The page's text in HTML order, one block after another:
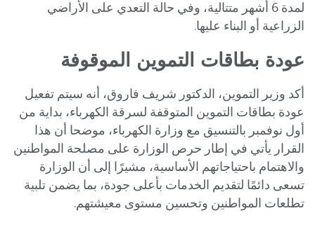
لمدة 6 أشهر متتالية، وفي حالة التعدي على الأراضي
الزراعية أو البناء عليها.
عودة بطاقات التموين الموقوفة
أكد وزير التموين، الدكتور شريف فاروق، أنه سيتم تفعيل
عودة بطاقات التموين المتوقفة لسرقة الكهرباء، بداية من
أول نوفمبر بالتنسيق مع وزارة الكهرباء، موضحا أن هذا
القرار يأتي في إطار حرص الوزارة على مصلحة المواطنين
والاهتمام باحتياجاتهم الأساسية، مشيرًا إلى أن الوزارة
تسعى دائمًا لتقديم الخدمات بأعلى جودة، بما يضمن تلبية
تطلعات المواطنين وتحسين مستوى معيشتهم.